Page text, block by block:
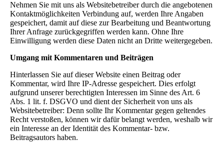
Nehmen Sie mit uns als Websitebetreiber durch die angebotenen
Kontaktmöglichkeiten Verbindung auf, werden Ihre Angaben
gespeichert, damit auf diese zur Bearbeitung und Beantwortung
Ihrer Anfrage zurückgegriffen werden kann. Ohne Ihre
Einwilligung werden diese Daten nicht an Dritte weitergegeben.
Umgang mit Kommentaren und Beiträgen
Hinterlassen Sie auf dieser Website einen Beitrag oder
Kommentar, wird Ihre IP-Adresse gespeichert. Dies erfolgt
aufgrund unserer berechtigten Interessen im Sinne des Art. 6
Abs. 1 lit. f. DSGVO und dient der Sicherheit von uns als
Websitebetreiber: Denn sollte Ihr Kommentar gegen geltendes
Recht verstoßen, können wir dafür belangt werden, weshalb wir
ein Interesse an der Identität des Kommentar- bzw.
Beitragsautors haben.